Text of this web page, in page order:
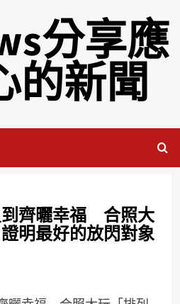
分享應
的新聞
齊曬幸福 合照大
明最好的放閃對象